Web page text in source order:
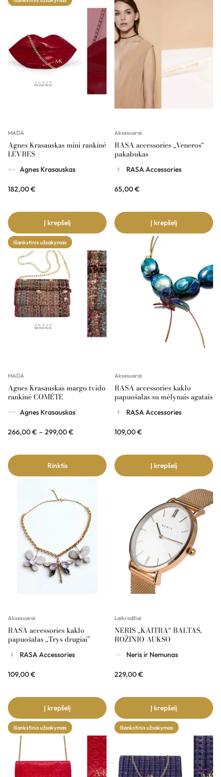
MADA
Agnes Krasauskas mini rankinė
LEVRES
Agnes Krasauskas
182,00€
Į krepšelį
Aksesuarai
RASA accessories „Veneros“
pakabukas
RASA Accessories
65,00€
Į krepšelį
Išankstinis užsakymas
MADA
Agnes Krasauskas margo tvido
rankinė COMÉTE
Agnes Krasauskas
266,00€ – 299,00€
Rinktis
Aksesuarai
RASA accessories kaklo
papuošalas su mėlynais agatais
RASA Accessories
109,00€
Į krepšelį
Aksesuarai
RASA accessories kaklo
papuošalas „Trys drugiai”
RASA Accessories
109,00€
Į krepšelį
Laikrodžiai
NERIS „KAITRA“ BALTAS,
ROŽINIO AUKSO
Neris ir Nemunas
229,00€
Į krepšelį
Išankstinis užsakymas Išankstinis užsakymas